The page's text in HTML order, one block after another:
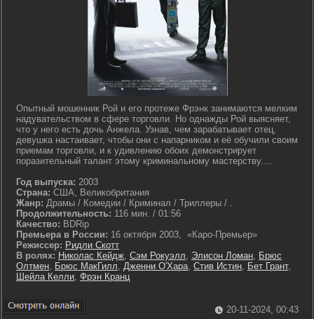
Опытный мошенник Рой и его протеже Фрэнк занимаются мелким
надувательством в сфере торговли. Но однажды Рой выясняет,
что у него есть дочь Анжела. Узнав, чем зарабатывает отец,
девушка настаивает, чтобы они с напарником и её обучили своим
приемам торговли, и к удивлению обоих демонстрирует
поразительный талант этому криминальному мастерству....
Год выпуска: 2003
Страна: США, Великобритания
Жанр: Драмы / Комедии / Криминал / Триллеры / .
Продолжительность: 116 мин. / 01:56
Качество: BDRip
Премьера в России: 16 октября 2003, «Каро-Премьер»
Режиссер: Ридли Скотт
В ролях: Николас Кейдж, Сэм Рокуэлл, Элисон Ломан, Брюс
Олтмен, Брюс МакГилл, Дженни О'Хара, Стив Истин, Бет Грант,
Шейла Келли, Фрэн Кранц
20-11-2024, 00:43